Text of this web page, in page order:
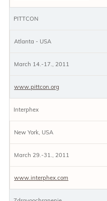
PITTCON
Atlanta - USA
March 14.-17., 2011
www.pittcon.org
Interphex
New York, USA
March 29.-31., 2011
www.interphex.com